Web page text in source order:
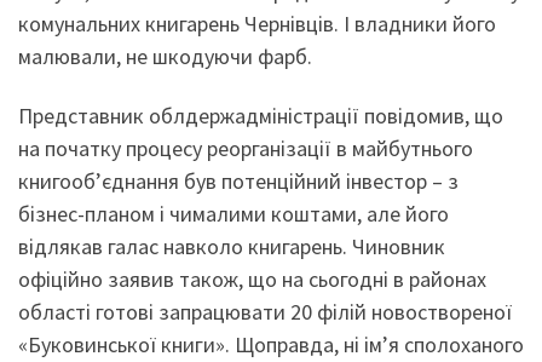
комунальних книгарень Чернівців. І владники його
малювали, не шкодуючи фарб.
Представник облдержадміністрації повідомив, що
на початку процесу реорганізації в майбутнього
книгооб’єднання був потенційний інвестор – з
бізнес-планом і чималими коштами, але його
відлякав галас навколо книгарень. Чиновник
офіційно заявив також, що на сьогодні в районах
області готові запрацювати 20 філій новоствореної
«Буковинської книги». Щоправда, ні ім’я сполоханого